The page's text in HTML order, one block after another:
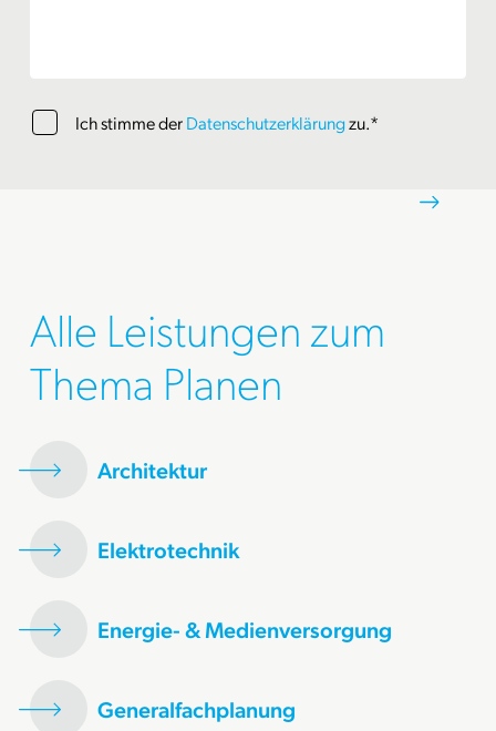
Ich stimme derDatenschutzerklärungzu.*
Alle Leistungen zum
Thema Planen
Architektur
Elektrotechnik
Energie- & Medienversorgung
Generalfachplanung